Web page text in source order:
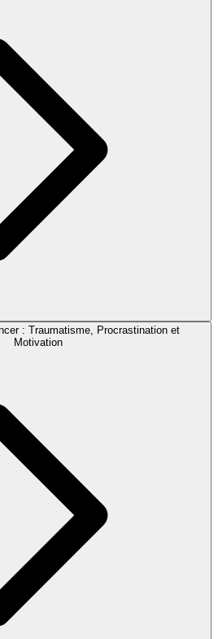
: Traumatisme, Procrastination et
Motivation